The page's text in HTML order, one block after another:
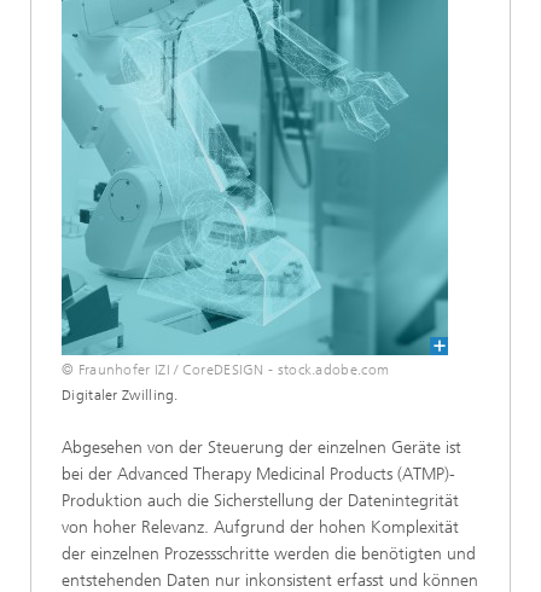
© Fraunhofer IZI / CoreDESIGN - stock.adobe.com
Digitaler Zwilling.
Abgesehen von der Steuerung der einzelnen Geräte ist
bei der Advanced Therapy Medicinal Products (ATMP)-
Produktion auch die Sicherstellung der Datenintegrität
von hoher Relevanz. Aufgrund der hohen Komplexität
der einzelnen Prozessschritte werden die benötigten und
entstehenden Daten nur inkonsistent erfasst und können